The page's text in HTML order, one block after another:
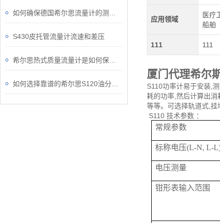
S430皮托管流量计流速和差压
应用领域
医疗
船舶
111 111
厦门代理希尔
S110功率计易于安装,
耗的功率,然后计算出
等等。可选择轨道式,挂
S110 技术参数 ：
常规参数
标称电压(L-N, L-
电压测量
钳形表输入范围